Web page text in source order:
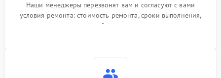
Наши менеджеры перезвонят вам и согласуют с вами
условия ремонта: стоимость ремонта, сроки выполнения,
гарантийные условия